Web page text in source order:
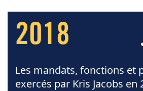
2018
Les mandats, fonctions et
exercés par Kris Jacobs en